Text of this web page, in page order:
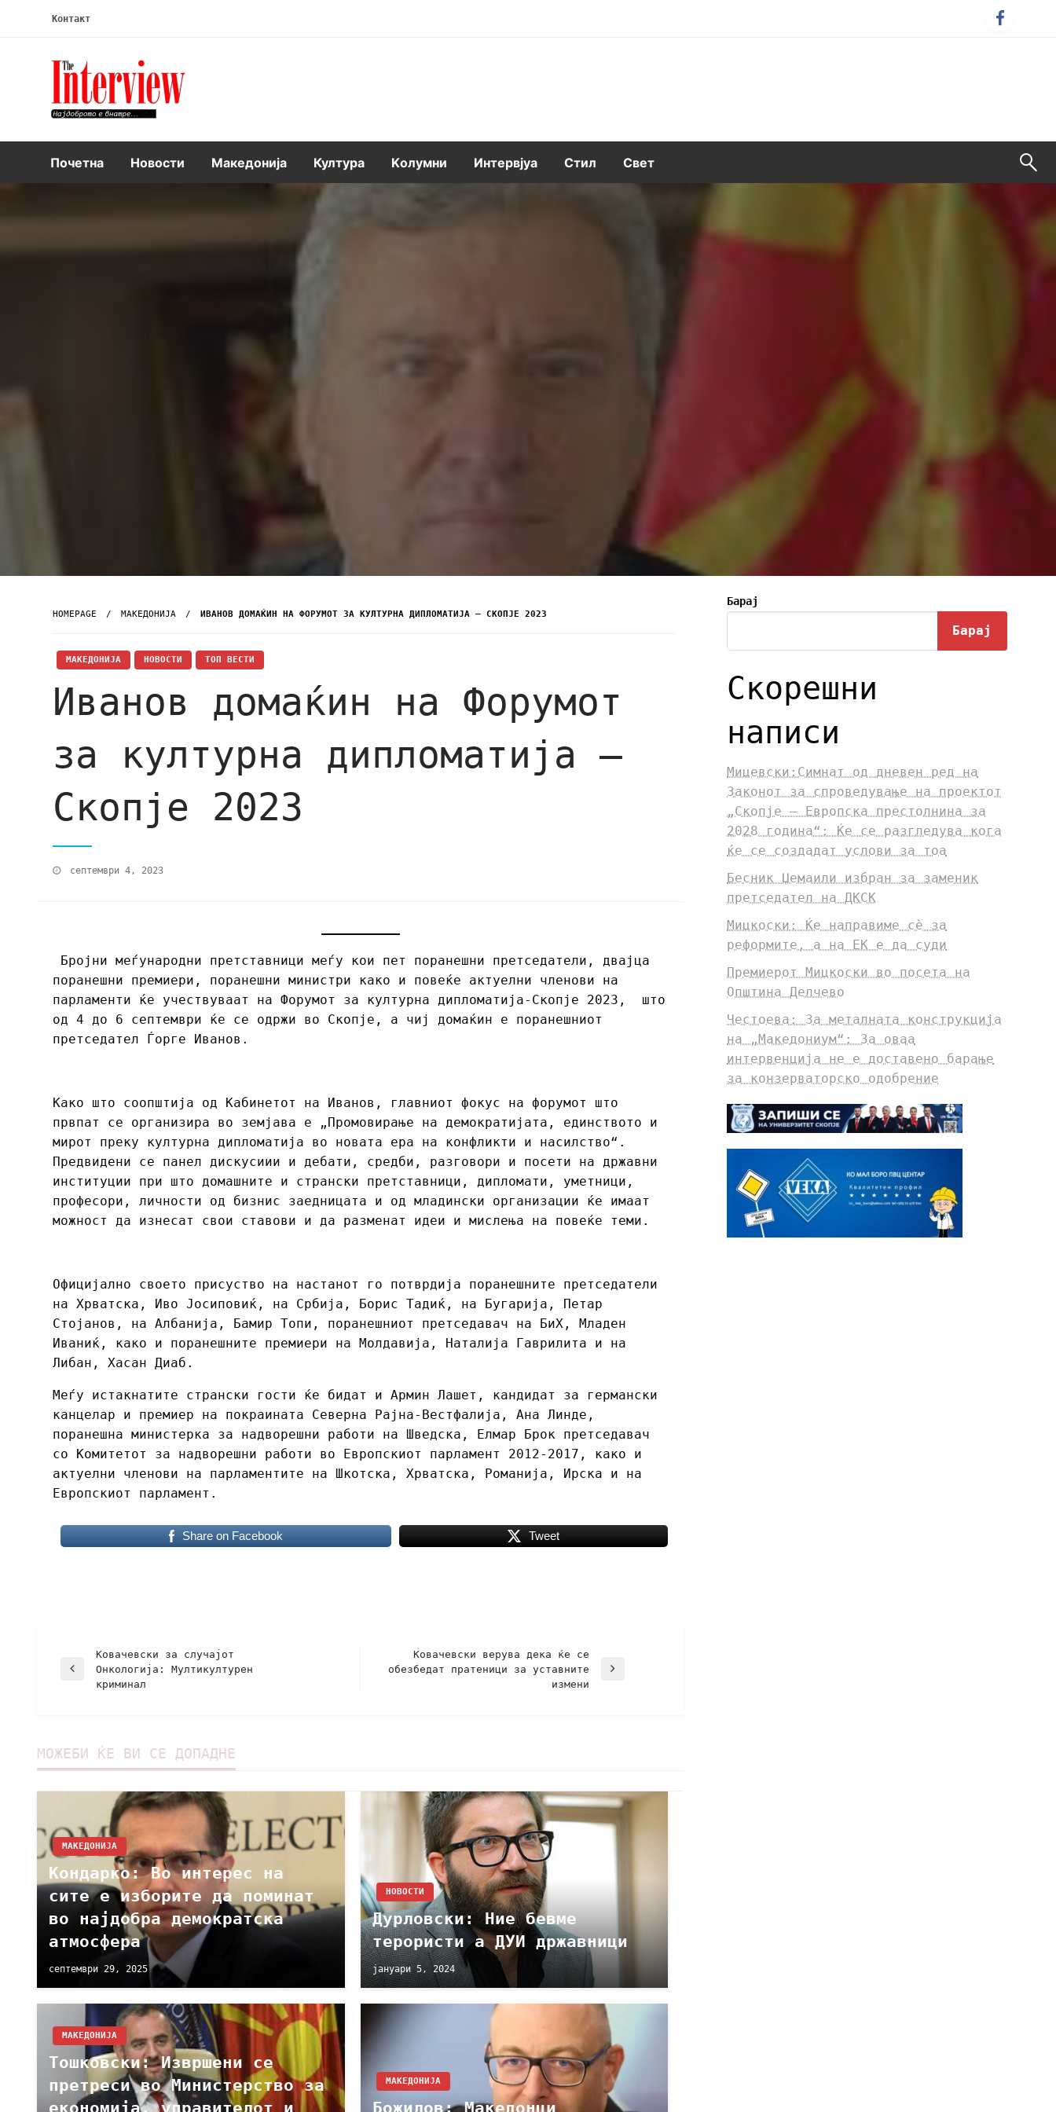
Контакт
Интервју
Почетна Новости Македонија Култура Kолумни Интервјуа Стил Свет
HOMEPAGE МАКЕДОНИЈА ИВАНОВ ДОМАЌИН НА ФОРУМОТ ЗА КУЛТУРНА ДИПЛОМАТИЈА – СКОПЈЕ 2023
МАКЕДОНИЈА НОВОСТИ ТОП ВЕСТИ
Иванов домаќин на Форумот
за културна дипломатија –
Скопје 2023
септември 4, 2023
Бројни меѓународни претставници меѓу кои пет поранешни претседатели, двајца
поранешни премиери, поранешни министри како и повеќе актуелни членови на
парламенти ќе учествуваат на Форумот за културна дипломатија-Скопје 2023, што
од 4 до 6 септември ќе се одржи во Скопје, а чиј домаќин е поранешниот
претседател Ѓорге Иванов.
Како што соопштија од Кабинетот на Иванов, главниот фокус на форумот што
првпат се организира во земјава е „Промовирање на демократијата, единството и
мирот преку културна дипломатија во новата ера на конфликти и насилство“.
Предвидени се панел дискусиии и дебати, средби, разговори и посети на државни
институции при што домашните и странски претставници, дипломати, уметници,
професори, личности од бизнис заедницата и од младински организации ќе имаат
можност да изнесат свои ставови и да разменат идеи и мислења на повеќе теми.
Официјално своето присуство на настанот го потврдија поранешните претседатели
на Хрватска, Иво Јосиповиќ, на Србија, Борис Тадиќ, на Бугарија, Петар
Стојанов, на Албанија, Бамир Топи, поранешниот претседавач на БиХ, Младен
Иваниќ, како и поранешните премиери на Молдавија, Наталија Гаврилита и на
Либан, Хасан Диаб.
Меѓу истакнатите странски гости ќе бидат и Армин Лашет, кандидат за германски
канцелар и премиер на покраината Северна Рајна-Вестфалија, Ана Линде,
поранешна министерка за надворешни работи на Шведска, Елмар Брок претседавач
со Комитетот за надворешни работи во Европскиот парламент 2012-2017, како и
актуелни членови на парламентите на Шкотска, Хрватска, Романија, Ирска и на
Европскиот парламент.
Share on Facebook Tweet
Ковачевски за случајот
Онкологија: Мултикултурен
криминал
Ковачевски верува дека ќе се
обезбедат пратеници за уставните
измени
МОЖЕБИ ЌЕ ВИ СЕ ДОПАДНЕ
МАКЕДОНИЈА
Кондарко: Во интерес на
сите е изборите да поминат
во најдобра демократска
атмосфера
септември 29, 2025
НОВОСТИ
Дурловски: Ние бевме
терористи а ДУИ државници
јануари 5, 2024
МАКЕДОНИЈА
Тошковски: Извршени се
претреси во Министерство за
економија, управителот и
МАКЕДОНИЈА
Божилов: Македонци
Барај
Барај
Скорешни
написи
Мицевски:Симнат од дневен ред на
Законот за спроведување на проектот
„Скопје – Европска престолнина за
2028 година“: Ќе се разгледува кога
ќе се создадат услови за тоа
Бесник Џемаили избран за заменик
претседател на ДКСК
Мицкоски: Ќе направиме сè за
реформите, а на ЕК е да суди
Премиерот Мицкоски во посета на
Општина Делчево
Честоева: За металната конструкција
на „Македониум“: За оваа
интервенција не е доставено барање
за конзерваторско одобрение